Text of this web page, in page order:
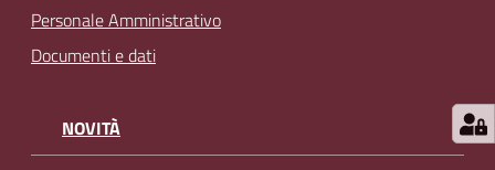
Seguici
su
Personale Amministrativo
Documenti e dati
NOVITÀ